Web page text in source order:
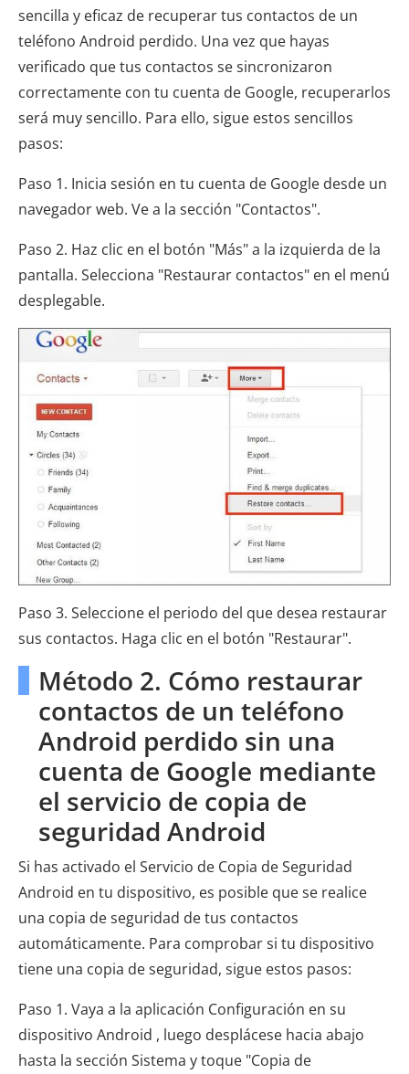
sencilla y eficaz de recuperar tus contactos de un
teléfono Android perdido. Una vez que hayas
verificado que tus contactos se sincronizaron
correctamente con tu cuenta de Google, recuperarlos
será muy sencillo. Para ello, sigue estos sencillos
pasos:
Paso 1. Inicia sesión en tu cuenta de Google desde un
navegador web. Ve a la sección "Contactos".
Paso 2. Haz clic en el botón "Más" a la izquierda de la
pantalla. Selecciona "Restaurar contactos" en el menú
desplegable.
Paso 3. Seleccione el periodo del que desea restaurar
sus contactos. Haga clic en el botón "Restaurar".
Método 2. Cómo restaurar
contactos de un teléfono
Android perdido sin una
cuenta de Google mediante
el servicio de copia de
seguridad Android
Si has activado el Servicio de Copia de Seguridad
Android en tu dispositivo, es posible que se realice
una copia de seguridad de tus contactos
automáticamente. Para comprobar si tu dispositivo
tiene una copia de seguridad, sigue estos pasos:
Paso 1. Vaya a la aplicación Configuración en su
dispositivo Android , luego desplácese hacia abajo
hasta la sección Sistema y toque "Copia de